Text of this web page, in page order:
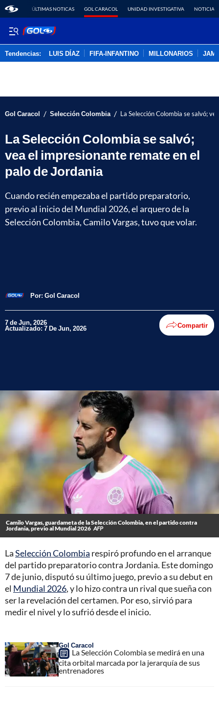
ÚLTIMAS NOTICAS GOL CARACOL UNIDAD INVESTIGATIVA NOTICIAS
Tendencias: LUIS DÍAZ FIFA-INFANTINO MILLONARIOS
Gol Caracol / Selección Colombia / La Selección Colombia se salvó;
La Selección Colombia se salvó;
vea el impresionante remate en el
palo de Jordania
Cuando recién empezaba el partido preparatorio,
previo al inicio del Mundial 2026, el arquero de la
Selección Colombia, Camilo Vargas, tuvo que volar.
Por: Gol Caracol
7 de Jun, 2026
Actualizado: 7 De Jun, 2026 Compartir
Camilo Vargas, guardameta de la Selección Colombia, en el partido contra
Jordania, previo al Mundial 2026 AFP
LaSelección Colombia respiró profundo en el arranque
del partido preparatorio contra Jordania. Este domingo
7 de junio, disputó su último juego, previo a su debut en
el Mundial 2026, y lo hizo contra un rival que sueña con
ser la revelación del certamen. Por eso, sirvió para
medir el nivel y lo sufrió desde el inicio.
Gol Caracol
La Selección Colombia se medirá en una
cita orbital marcada por la jerarquía de sus
entrenadores